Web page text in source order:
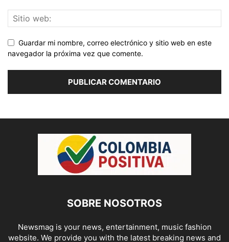
Guardar mi nombre, correo electrónico y sitio web en este
navegador la próxima vez que comente.
SOBRE NOSOTROS
Newsmag is your news, entertainment, music fashion
website. We provide you with the latest breaking news and